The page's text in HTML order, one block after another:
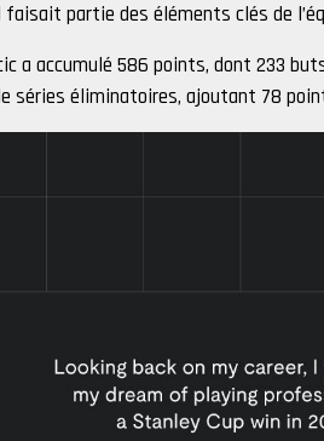
partie des éléments clés de
a accumulé 586 points, dont 233
séries éliminatoires, ajoutant 78